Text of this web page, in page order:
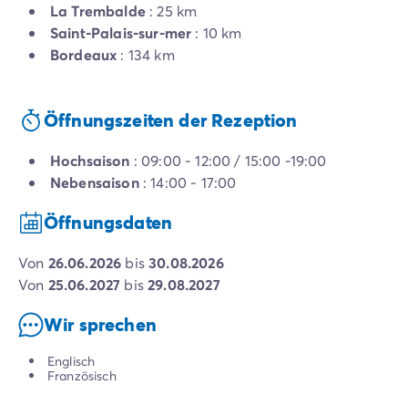
La Trembalde: 25 km
Saint-Palais-sur-mer : 10 km
Bordeaux : 134 km
Öffnungszeiten der Rezeption
Hochsaison : 09:00 - 12:00 / 15:00 -19:00
Nebensaison: 14:00 - 17:00
Öffnungsdaten
von 26.06.2026 bis30.08.2026
von 25.06.2027 bis29.08.2027
Wir sprechen
Englisch
Französisch